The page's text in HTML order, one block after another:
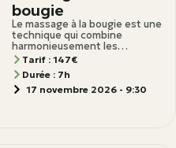
bougie
Le massage à la bougie est une
technique qui combine
harmonieusement les
bienfaits de la chaleur, de
l’hydratation et de
Tarif : 147€
Durée : 7h
17 novembre 2026 - 9:30